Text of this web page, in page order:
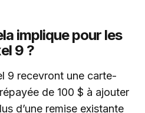
implique pour les
9 ?
9 recevront une carte-
de 100 $ à ajouter
d’une remise existante